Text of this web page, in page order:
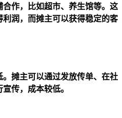
作，比如超市、养生馆等。这
润，而摊主可以获得稳定的客
摊主可以通过发放传单、在社
传，成本较低。